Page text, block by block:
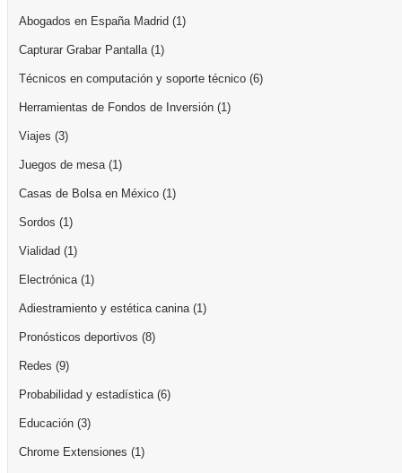
Abogados en España Madrid (1)
Capturar Grabar Pantalla(1)
Técnicos en computación y soporte técnico (6)
Herramientas de Fondos de Inversión (1)
Viajes (3)
Juegos de mesa(1)
Casas de Bolsa en México (1)
Sordos (1)
Vialidad (1)
Electrónica(1)
Adiestramiento y estética canina(1)
Pronósticos deportivos (8)
Redes (9)
Probabilidad y estadística(6)
Educación (3)
Chrome Extensiones (1)